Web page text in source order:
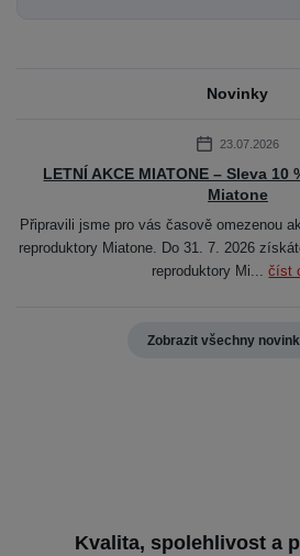
Novinky
23.07.2026
LETNÍ AKCE MIATONE – Sleva
Miatone
Připravili jsme pro vás časově omezenou
reproduktory Miatone. Do 31. 7. 2026
reproduktory Mi...číst
Zobrazit všechny
Kvalita, spolehlivost a